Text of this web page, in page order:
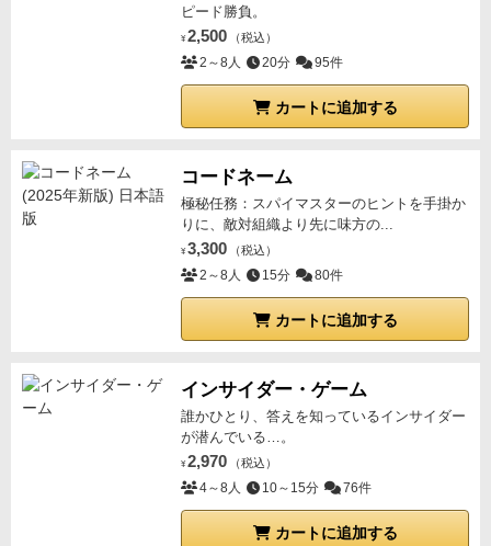
ピード勝負。
¥ 2,500 （税込）
2～8人 20分 95件
カートに追加する
コードネーム
極秘任務：スパイマスターのヒントを手掛か
りに、敵対組織より先に味方の...
¥ 3,300 （税込）
2～8人 15分 80件
カートに追加する
インサイダー・ゲーム
誰かひとり、答えを知っているインサイダー
が潜んでいる…。
¥ 2,970 （税込）
4～8人 10～15分 76件
カートに追加する